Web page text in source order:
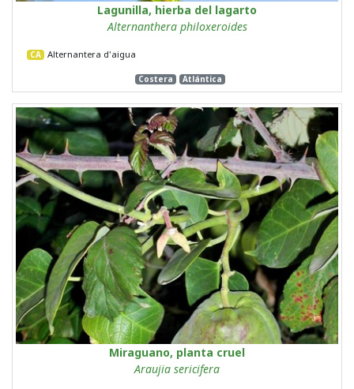
Lagunilla, hierba del lagarto
Alternanthera philoxeroides
CA Alternantera d'aigua
Costera Atlántica
Miraguano, planta cruel
Araujia sericifera